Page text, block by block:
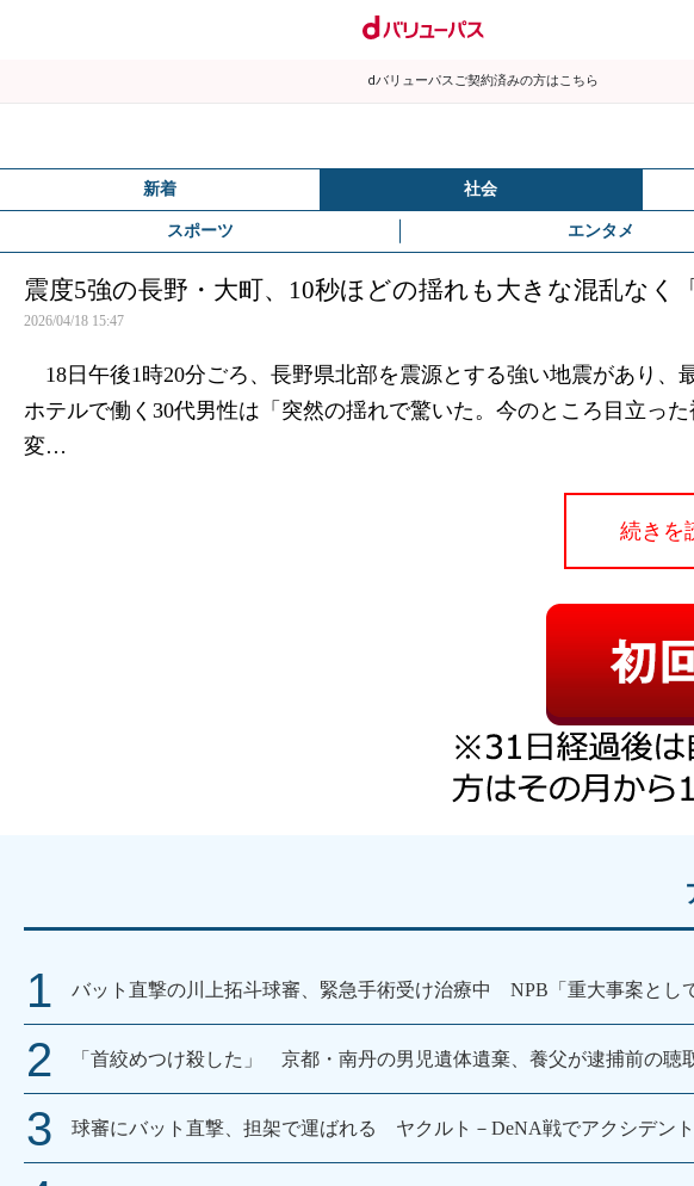
dバリューパスご契約済みの方はこちら
新着 社会
スポーツ エンタメ
震度5強の長野・大町、10秒ほどの揺れも大きな混乱なく
2026/04/18 15:47
18日午後1時20分ごろ、長野県北部を震源とする強い地震があり
ホテルで働く30代男性は「突然の揺れで驚いた。今のところ目立っ
変…
続きを
バット直撃の川上拓斗球審、緊急手術受け治療中 NPB「重大事案とし
「首絞めつけ殺した」 京都・南丹の男児遺体遺棄、養父が逮捕前の聴
球審にバット直撃、担架で運ばれる ヤクルト－DeNA戦でアクシデント